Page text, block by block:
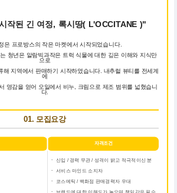
작된 긴 여정, 록시땅( L'OCCITANE )"
은 프로방스의 작은 마켓에서 시작되었습니다.
청년은 알람빅과작은 트럭 식물에 대한 깊은 이해와 지식만
으로
해 지역에서 판매하기 시작하였습니다. 내추럴 뷰티를 전세계
에
영감을 얻어 오일에서 비누, 크림으로 제조 범위를 넓혔습니
다.
01. 모집요강
자격조건
ㆍ
신입 / 경력 무관 / 성격이 밝고 적극적이신 분
ㆍ
서비스 마인드 소지자
ㆍ
코스메틱 / 백화점 판매경력자 우대